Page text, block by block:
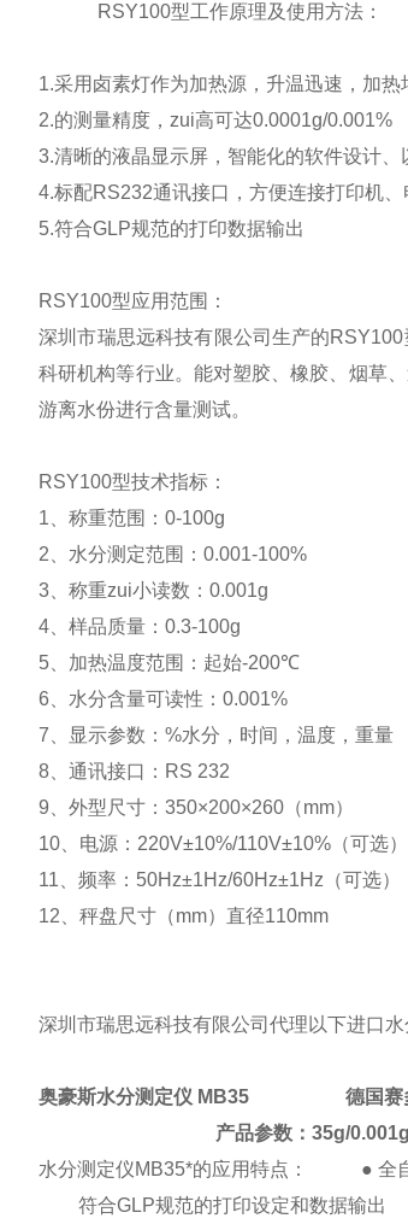
RSY100型工作原理及使用方法：
1.采用卤素灯作为加热源，升温迅速，加热
2.的测量精度，zui高可达0.0001g/0.001%
3.清晰的液晶显示屏，智能化的软件设计
4.标配RS232通讯接口，方便连接打印机
5.符合GLP规范的打印数据输出
RSY100型应用范围：
深圳市瑞思远科技有限公司生产的RSY100
科研机构等行业。能对塑胶、橡胶、烟草
游离水份进行含量测试。
RSY100型技术指标：
1 、称重范围：0-100g
2 、水分测定范围：0.001-100%
3 、称重zui小读数：0.001g
4 、样品质量：0.3-100g
5 、加热温度范围：起始-200℃
6 、水分含量可读性：0.001%
7 、显示参数：%水分，时间，温度，重量
8 、通讯接口： RS 232
9 、外型尺寸：350×200×260（mm）
10 、电源： 220V±10%/110V±10%（可选）
11 、频率： 50Hz±1Hz/60Hz±1Hz（可选）
12 、秤盘尺寸（mm）直径110mm
深圳市瑞思远科技有限公司代理以下进口
奥豪斯水分测定仪 MB35 德国赛
产品参数： 35g/0.001g
水分测定仪MB35*的应用特点： ●全
符合GLP规范的打印设定和数据输出